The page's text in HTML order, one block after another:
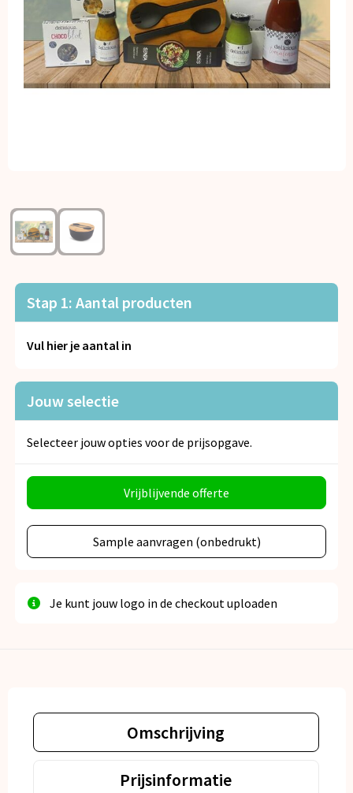
Kinderen, Peuters en Baby's
Klokken, horloges en weerstations
Persoonlijke verzorging
Reisbenodigdheden
Schrijfwaren
Sleutelhangers en Lanyards
Spellen voor binnen en buiten
Veiligheid, Auto en Fiets
Vrije tijd en Strand
Stap 1: Aantal producten
Vul hier je aantal in
Jouw selectie
Selecteer jouw opties voor de prijsopgave.
Vrijblijvende offerte
Sample aanvragen (onbedrukt)
Je kunt jouw logo in de checkout uploaden
Omschrijving
Prijsinformatie